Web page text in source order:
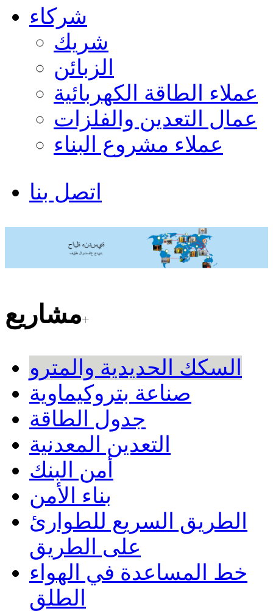
شركاء
شريك
الزبائن
عملاء الطاقة الكهربائية
عمال التعدين والفلزات
عملاء مشروع البناء
اتصل بنا
مشاريع
السكك الحديدية والمترو
صناعة بتروكيماوية
جدول الطاقة
التعدين المعدنية
أمن البنك
بناء الأمن
الطريق السريع للطوارئ
على الطريق
خط المساعدة في الهواء
الطلق